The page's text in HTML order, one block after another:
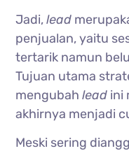
Jadi,lead
penjualan, yaitu
tertarik namun
Tujuan utama
mengubahlead ini
akhirnya menjadi
Meski sering